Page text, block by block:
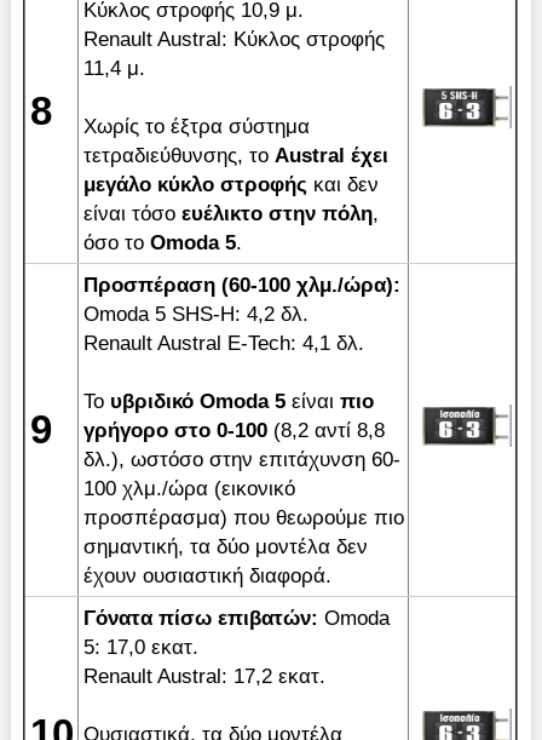
8
Κύκλος στροφής 10,9 μ.
Renault Austral: Κύκλος στροφής
11,4 μ.
Χωρίς το έξτρα σύστημα
τετραδιεύθυνσης, το Austral έχει
μεγάλο κύκλο στροφής και δεν
είναι τόσο ευέλικτο στην πόλη,
όσο το Omoda 5.
9
Προσπέραση (60-100 χλμ./ώρα):
Omoda 5 SHS-H: 4,2 δλ.
Renault Austral E-Tech: 4,1 δλ.
Το υβριδικό Omoda 5είναι πιο
γρήγορο στο 0-100(8,2 αντί 8,8
δλ.), ωστόσο στην επιτάχυνση 60-
100 χλμ./ώρα (εικονικό
προσπέρασμα) που θεωρούμε πιο
σημαντική, τα δύο μοντέλα δεν
έχουν ουσιαστική διαφορά.
Γόνατα πίσω επιβατών: Omoda
5: 17,0 εκατ.
Renault Austral: 17,2 εκατ.
Ουσιαστικά, τα δύο μοντέλα